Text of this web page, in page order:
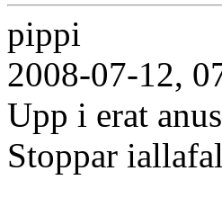
pippi
2008-07-12,
Upp i erat anus
Stoppar